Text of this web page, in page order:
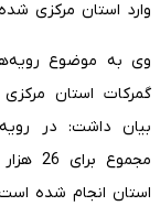
وارد استان مرکزی
وی به موضوع
گمرکات استان
بیان داشت: در
استان انجام شده